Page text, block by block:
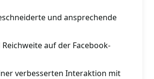
und ansprechende
auf der Facebook-
verbesserten Interaktion mit